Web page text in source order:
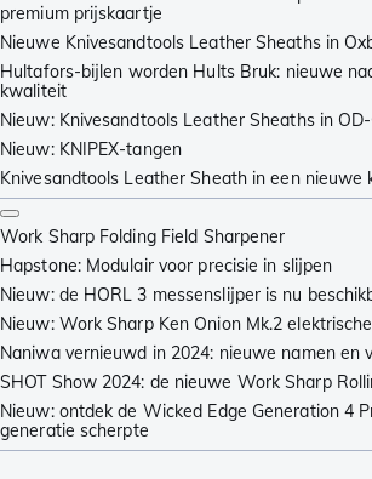
premium prijskaartje
Nieuwe Knivesandtools Leather Sheaths in
Hultafors-bijlen worden Hults Bruk: nieuwe
kwaliteit
Nieuw: Knivesandtools Leather Sheaths in
Nieuw: KNIPEX-tangen
Knivesandtools Leather Sheath in een nieuwe
Work Sharp Folding Field Sharpener
Hapstone: Modulair voor precisie in slijpen
Nieuw: de HORL 3 messenslijper is nu
Nieuw: Work Sharp Ken Onion Mk.2
Naniwa vernieuwd in 2024: nieuwe namen en
SHOT Show 2024: de nieuwe Work Sharp
Nieuw: ontdek de Wicked Edge Generation 4
generatie scherpte